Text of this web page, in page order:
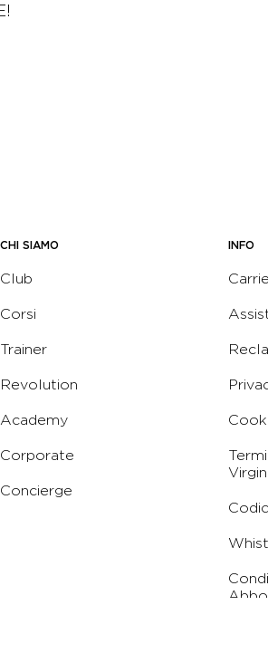
CHI SIAMO
Club
Corsi
Trainer
Revolution
Academy
Corporate
Concierge
INFO